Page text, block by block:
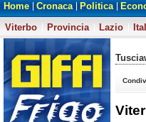
Home Cronaca Politica
Viterbo
Provincia Lazio